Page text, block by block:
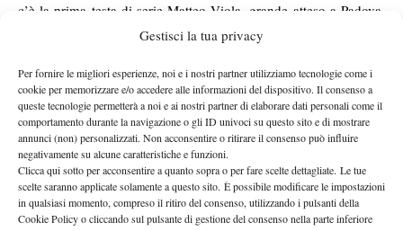
Gestisci la tua privacy
Per fornire le migliori esperienze, noi e i nostri partner utilizziamo tecnologie come i
cookie per memorizzare e/o accedere alle informazioni del dispositivo. Il consenso a
queste tecnologie permetterà a noi e ai nostri partner di elaborare dati personali come il
comportamento durante la navigazione o gli ID univoci su questo sito e di mostrare
annunci (non) personalizzati. Non acconsentire o ritirare il consenso può influire
negativamente su alcune caratteristiche e funzioni.
Clicca qui sotto per acconsentire a quanto sopra o per fare scelte dettagliate. Le tue
scelte saranno applicate solamente a questo sito. È possibile modificare le impostazioni
in qualsiasi momento, compreso il ritiro del consenso, utilizzando i pulsanti della
Cookie Policy o cliccando sul pulsante di gestione del consenso nella parte inferiore
c’è la prima testa di serie Matteo Viola, grande atteso a Padova,
protagonista di un esordio in rimonta (5-7 6-1 6-3) contro il
il sedicenne laziale, senza classifica Atp, è riuscito a strappare il
primo set al numero 1 del seeding, rimontando da 1-3, e poi ha
tenuto botta fino al 3-3 del terzo, prima che il finalista del 2016
trovasse l’allungo decisivo. Avanti anche Filippo Leonardi, Luca
Prevosto, Giovanni Fonio e Francesco Ferrari, tutti a segno in dei
derby. Gli ultimi due hanno fatto fuori i due atleti del Tc Padova,
Alessandro Ragazzi (6-2 6-4 da Fonio) e Marco De Rosa (7-6 6-